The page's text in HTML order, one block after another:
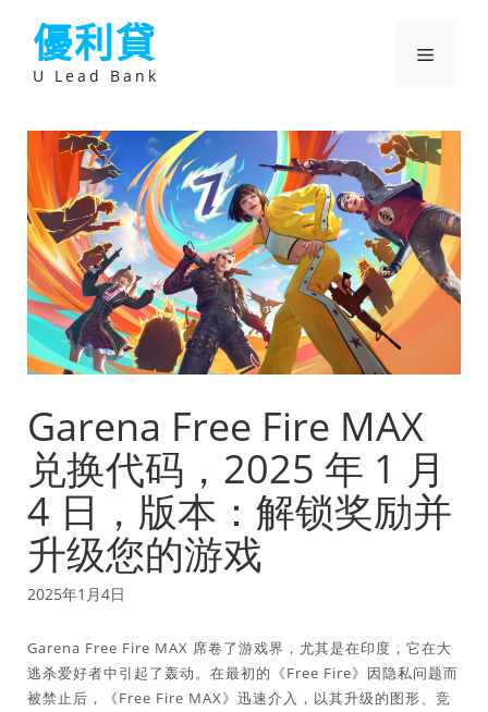
優利貸
U Lead Bank
選
Garena Free Fire MAX
兑换代码，2025 年 1 月
4 日，版本：解锁奖励并
升级您的游戏
2025年1月4日
Garena Free Fire MAX 席卷了游戏界，尤其是在印度，它在大
逃杀爱好者中引起了轰动。在最初的《Free Fire》因隐私问题而
被禁止后，《Free Fire MAX》迅速介入，以其升级的图形、竞